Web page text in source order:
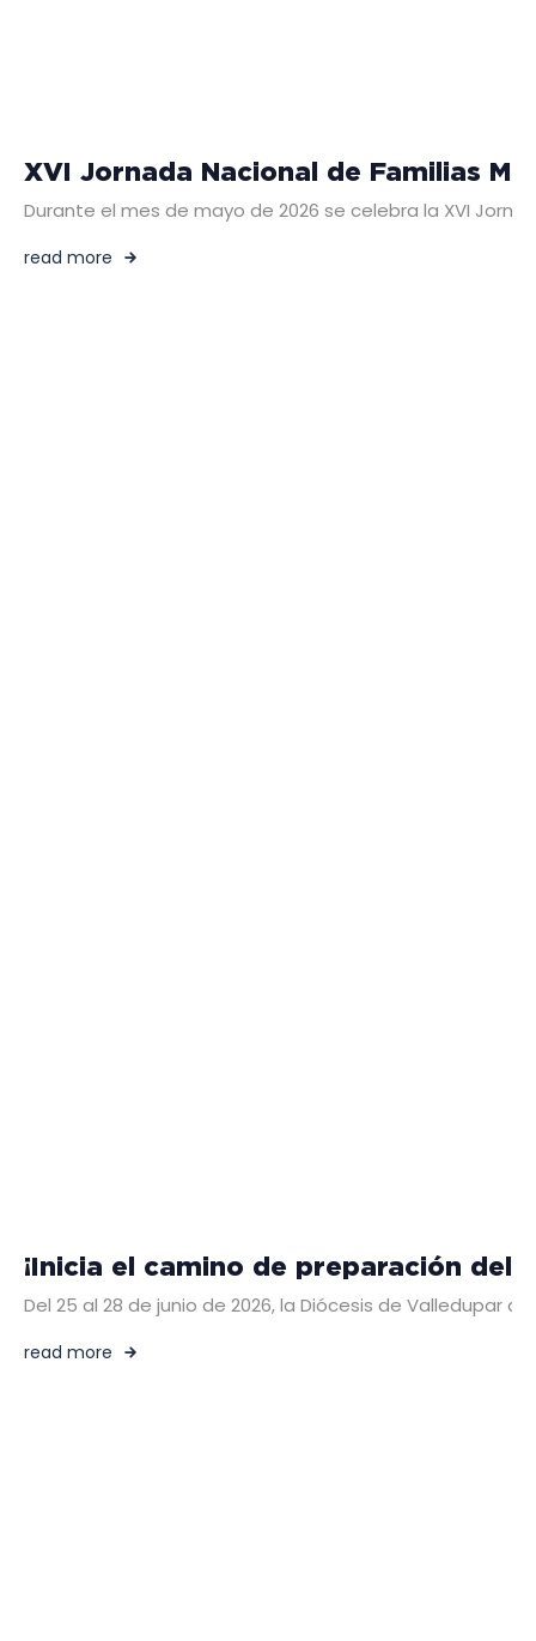
XVI Jornada Nacional de Familias
Durante el mes de mayo de 2026 se celebra la XVI
read more
¡Inicia el camino de preparación del
Del 25 al 28 de junio de 2026, la Diócesis de Valledupar
read more